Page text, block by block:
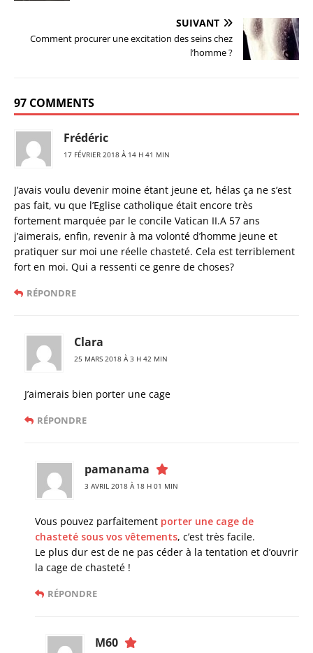
SUIVANT
Comment procurer une excitation des seins chez
l’homme ?
97 COMMENTS
Frédéric
17 FÉVRIER 2018 À 14 H 41 MIN
J’avais voulu devenir moine étant jeune et, hélas ça ne s’est
pas fait, vu que l’Eglise catholique était encore très
fortement marquée par le concile Vatican II.A 57 ans
j’aimerais, enfin, revenir à ma volonté d’homme jeune et
pratiquer sur moi une réelle chasteté. Cela est terriblement
fort en moi. Qui a ressenti ce genre de choses?
RÉPONDRE
Clara
25 MARS 2018 À 3 H 42 MIN
J’aimerais bien porter une cage
RÉPONDRE
pamanama
3 AVRIL 2018 À 18 H 01 MIN
Vous pouvez parfaitement porter une cage de
chasteté sous vos vêtements, c’est très facile.
Le plus dur est de ne pas céder à la tentation et d’ouvrir
la cage de chasteté !
RÉPONDRE
M60